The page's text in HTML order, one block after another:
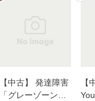
【中古】 発達障害
「グレーゾーン」
【